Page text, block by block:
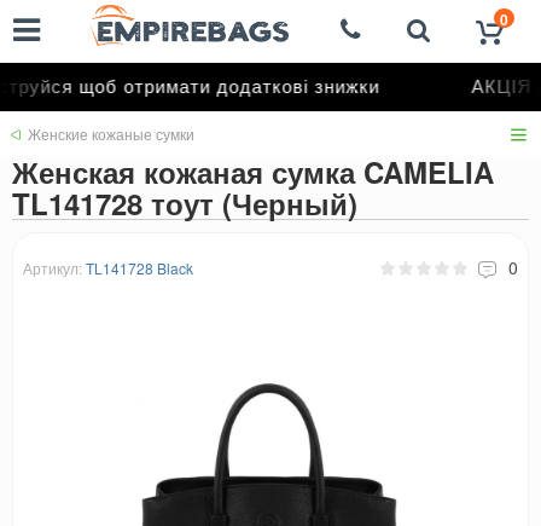
щоб отримати додаткові знижки АКЦІЯ
0
Женские кожаные сумки
Женская кожаная сумка CAMELIA
TL141728 тоут (Черный)
Артикул: TL141728 Black 0